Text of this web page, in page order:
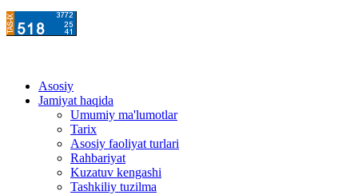
Asosiy
Jamiyat haqida
Umumiy ma'lumotlar
Tarix
Asosiy faoliyat turlari
Rahbariyat
Kuzatuv kengashi
Tashkiliy tuzilma